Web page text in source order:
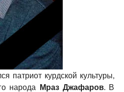
патриот курдской культуры,
народа Мраз Джафаров. В